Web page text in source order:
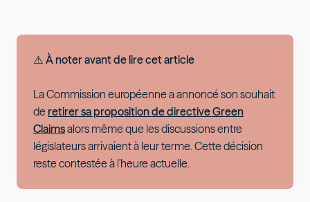
⚠️​ À noter avant de lire cet article
La Commission européenne a annoncé son souhait
de retirer sa proposition de directive Green
Claimsalors même que les discussions entre
législateurs arrivaient à leur terme. Cette décision
reste contestée à l'heure actuelle.